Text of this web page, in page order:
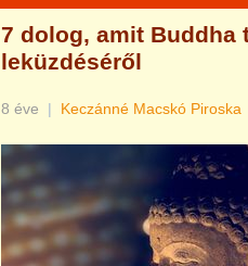
7 dolog, amit Buddha
leküzdéséről
8 éve | Keczánné Macskó Piroska